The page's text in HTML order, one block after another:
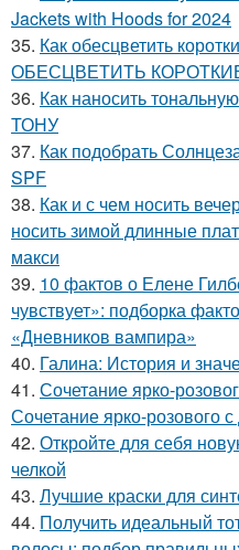
Jackets with Hoods for 2024
35. Как обесцветить
ОБЕСЦВЕТИТЬ
36. Как наносить
ТОНУ
37. Как подобрать
SPF
38. Как и с чем носить
носить зимой длинные
макси
39. 10 фактов о Елене
чувствует»: подборка
«Дневников вампира»
40. Галина: История и
41. Сочетание ярко-
Сочетание ярко-розового
42. Откройте для себя
челкой
43. Лучшие краски для
44. Получить идеальный